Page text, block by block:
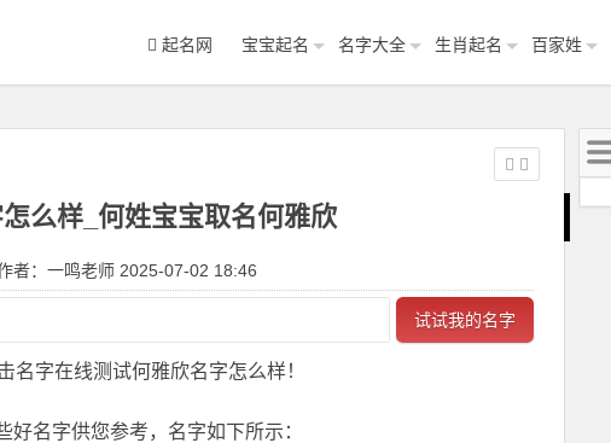
起名网 宝宝起名 名字大全 生肖起名 百家姓
么样_何姓宝宝取名何雅欣
者：一鸣老师 2025-07-02 18:46
试试我的名字
名字在线测试何雅欣名字怎么样！
名字供您参考，名字如下所示：